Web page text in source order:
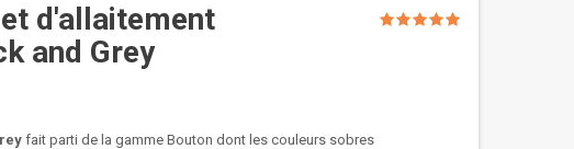
d'allaitement
and Grey
fait parti de la gamme Bouton dont les couleurs sobres